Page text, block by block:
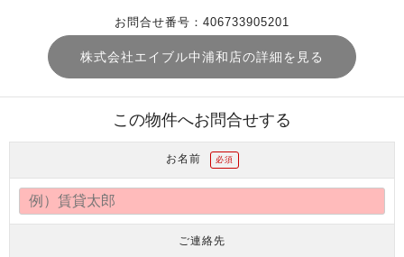
お問合せ番号：406733905201
株式会社エイブル中浦和店の詳細を見る
この物件へお問合せする
お名前 必須
ご連絡先